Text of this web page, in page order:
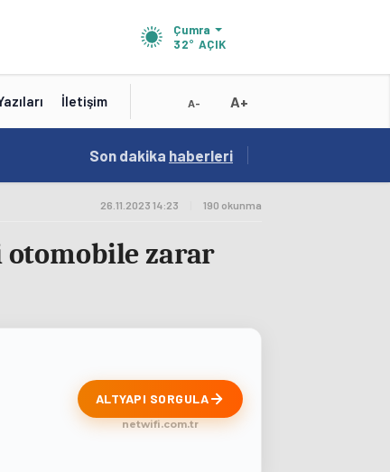
Çumra
32° AÇIK
İletişim A- A+
15:41 / Test
Son dakika haberleri
26.11.2023 14:23 190 okunma
otomobile zarar
ALTYAPI SORGULA
netwifi.com.tr